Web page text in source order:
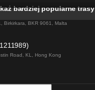
Pociąg Dublin - Galway
Pociąg Rzym - Neapol
bardziej popularne trasy
1451)
Birkirkara, BKR 9061, Malta
Road, KL, Hong Kong